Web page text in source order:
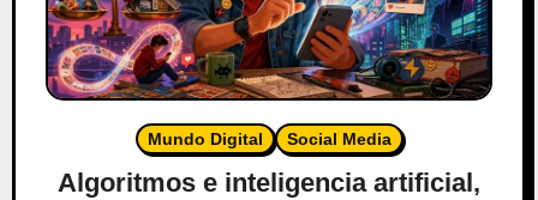
Mundo Digital Social Media
Algoritmos e inteligencia artificial,